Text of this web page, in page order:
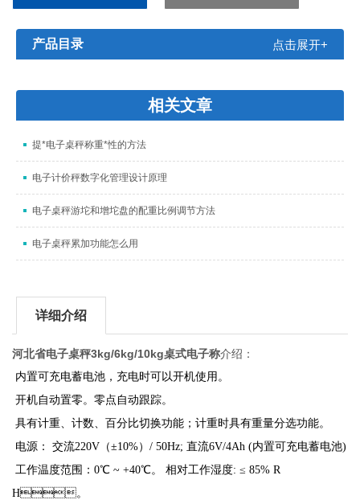
产品目录 点击展开+
相关文章
提*电子桌秤称重*性的方法
电子计价秤数字化管理设计原理
电子桌秤游坨和增坨盘的配重比例调节方法
电子桌秤累加功能怎么用
详细介绍
河北省电子桌秤3kg/6kg/10kg桌式电子称介绍：
内置可充电蓄电池，充电时可以开机使用。
开机自动置零。零点自动跟踪。
具有计重、计数、百分比切换功能；计重时具有重量分选功能。
电源： 交流220V（±10%）/ 50Hz; 直流6V/4Ah (内置可充电蓄电池)
工作温度范围：0℃ ~ +40℃。 相对工作湿度: ≤ 85% R
H。